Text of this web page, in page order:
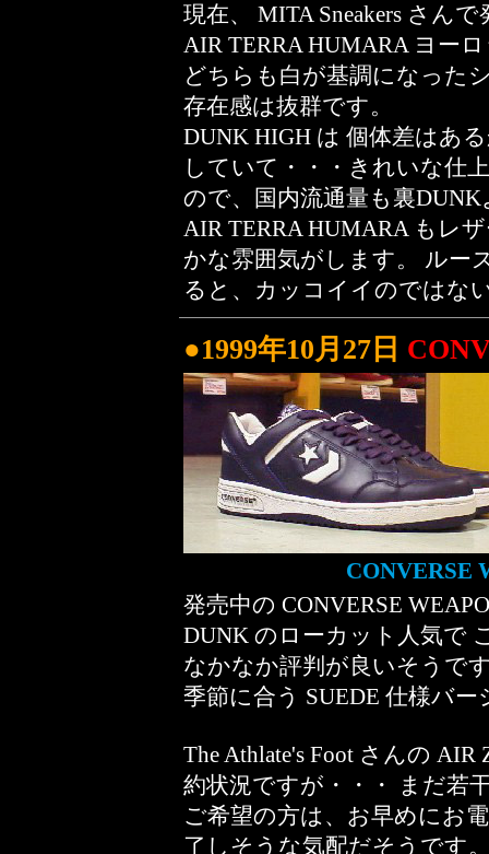
現在、
MITA Sneakers さんで
AIR TERRA HUMARA ヨー
どちらも白が基調になった
存在感は抜群です。
DUNK HIGH は 個体差はあ
していて・・・きれいな仕
ので、国内流通量も裏
AIR TERRA HUMARA もレ
かな雰囲気がします。 ルー
ると、カッコイイのではな
●1999年10月27日
CONVERSE
発売中の CONVERSE
DUNK のローカット人気で
なかなか評判が良いそうで
季節に合う SUEDE 仕様バ
The Athlate's Foot さんの
約状況ですが・・・ まだ若
ご希望の方は、お早めにお
了しそうな気配だそうです